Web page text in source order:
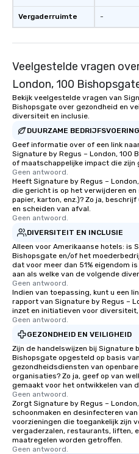
Vergaderruimte -
Veelgestelde vragen
London, 100
Bekijk veelgestelde vragen van
Bishopsgate over gezondheid en
diversiteit en inclusie.
DUURZAME BEDRIJFSVOERING
Geef informatie over of een link
Signature by Regus – London, 100
of maatschappelijke impact die zijn
Geen antwoord.
Heeft Signature by Regus –
die gericht is op het verwijderen
papier, karton, enz.)? Zo ja,
en scheiden van afval.
Geen antwoord.
DIVERSITEIT EN INCLUSIE
Alleen voor Amerikaanse hotels: is
Bishopsgate en/of het
dat voor meer dan 51% eigendom
aan als welke van de volgende
Geen antwoord.
Indien van toepassing, kunt u een
rapport van Signature by Regus –
inzet en initiatieven voor
Geen antwoord.
GEZONDHEID EN VEILIGHEID
Zijn de handelswijzen bij Signature
Bishopsgate opgesteld op basis
gezondheidsdiensten van
organisaties? Zo ja, geef op van
gemaakt voor het ontwikkelen van
Geen antwoord.
Zorgt Signature by Regus –
schoonmaken en desinfecteren
voorzieningen die toegankelijk zijn
vergaderzalen, restaurants, liften,
maatregelen worden getroffen.
Geen antwoord.